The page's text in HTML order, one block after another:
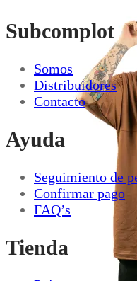
Subcomplot
Somos
Distribuidores
Contacto
Ayuda
Seguimiento de
Confirmar pago
FAQ’s
Tienda